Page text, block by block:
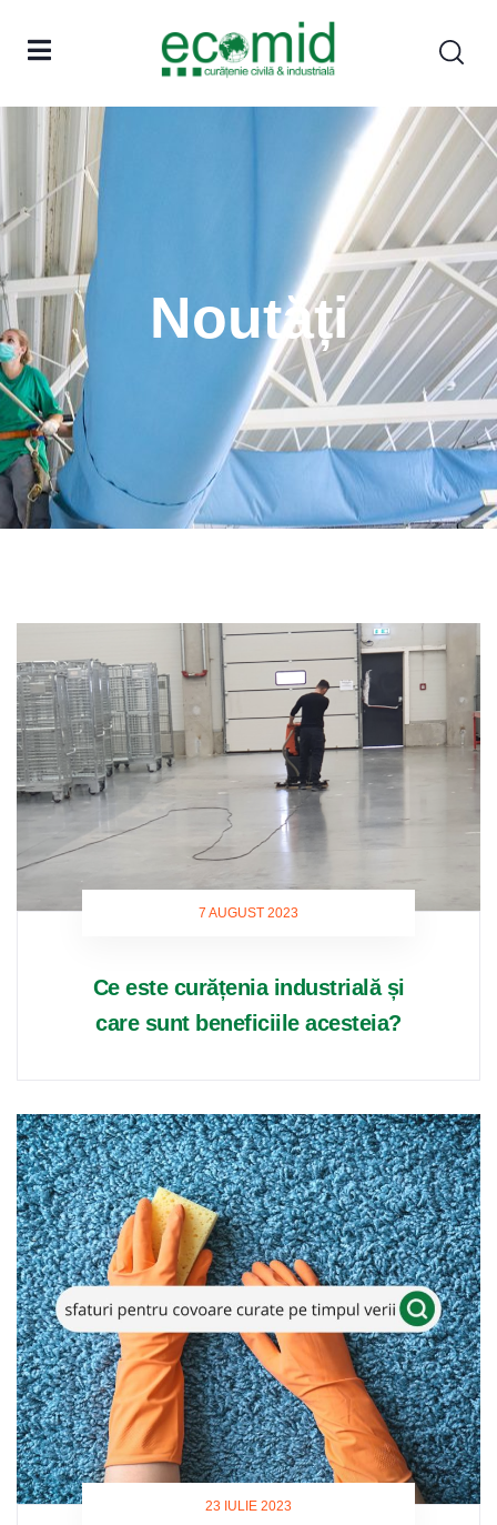
Noutăți
7 AUGUST 2023
Ce este curățenia industrială și
care sunt beneficiile acesteia?
23 IULIE 2023